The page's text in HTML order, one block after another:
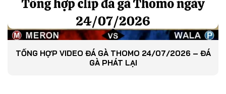
TỔNG HỢP VIDEO ĐÁ GÀ THOMO 24/07/2026 – ĐÁ
GÀ PHÁT LẠI